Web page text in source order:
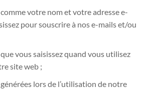
votre nom et votre adresse e-
pour souscrire à nos e-mails et/ou
vous saisissez quand vous utilisez
site web ;
lors de l’utilisation de notre